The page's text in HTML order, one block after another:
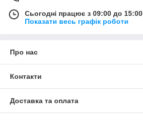
Сьогодні працює з 09:00 до 15:00
Показати весь графік роботи
Про нас
Контакти
Доставка та оплата